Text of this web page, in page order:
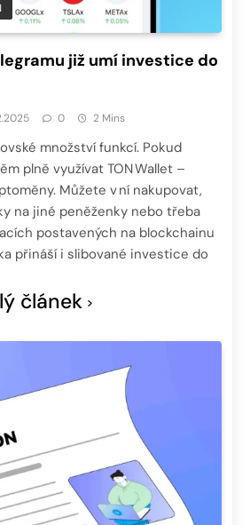
již umí investice do
0 2 Mins
množství funkcí. Pokud
plně využívat TON Wallet –
Můžete v ní nakupovat,
na jiné peněženky nebo třeba
postavených na blockchainu
přináší i slibované investice do
článek